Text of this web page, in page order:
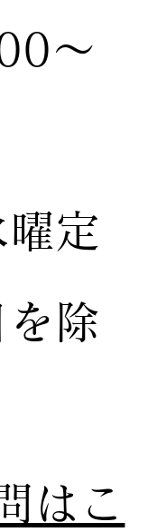
〜
定
除
はこ